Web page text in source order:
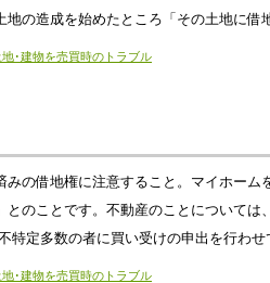
地の造成を始めたところ「その土地に
地･建物を売買時のトラブル
の借地権に注意すること。マイホー
のことです。不動産のことについて
特定多数の者に買い受けの申出を行わ
地･建物を売買時のトラブル